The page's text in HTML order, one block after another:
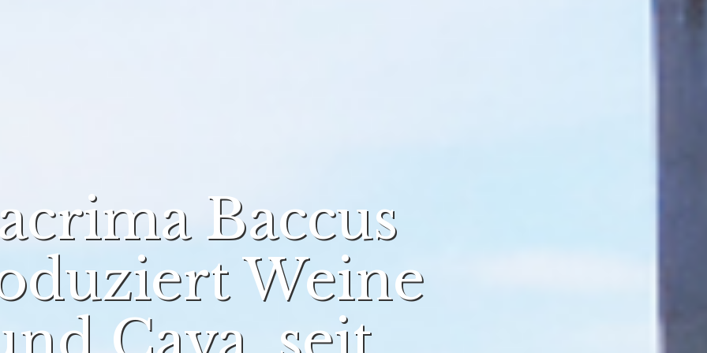
Baccus
Weine